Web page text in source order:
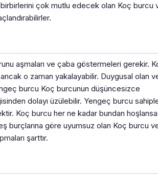
birbirlerini çok mutlu edecek olan Koç burcu
aşmaları ve çaba göstermeleri gerekir.
o zaman yakalayabilir. Duygusal olan
burcu Koç burcunun düşüncesizce
dolayı üzülebilir. Yengeç burcu
Koç burcu her ne kadar bundan
burçlarına göre uyumsuz olan Koç burcu
şarttır.